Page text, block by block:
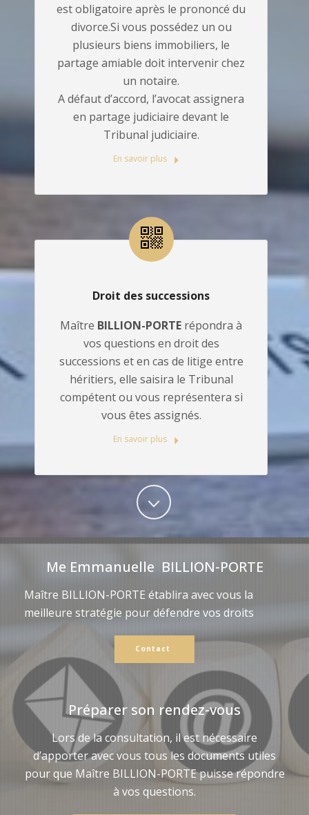
est obligatoire après le prononcé du
divorce.Si vous possédez un ou
plusieurs biens immobiliers, le
partage amiable doit intervenir chez
un notaire.
A défaut d’accord, l’avocat assignera
en partage judiciaire devant le
Tribunal judiciaire.
En savoir plus
Droit des successions
Maître BILLION-PORTE répondra à
vos questions en droit des
successions et en cas de litige entre
héritiers, elle saisira le Tribunal
compétent ou vous représentera si
vous êtes assignés.
En savoir plus
Me Emmanuelle BILLION-PORTE
Maître BILLION-PORTE établira avec vous la
meilleure stratégie pour défendre vos droits
Contact
Préparer son rendez-vous
Lors de la consultation, il est nécessaire
d’apporter avec vous tous les documents utiles
pour que Maître BILLION-PORTE puisse répondre
à vos questions.